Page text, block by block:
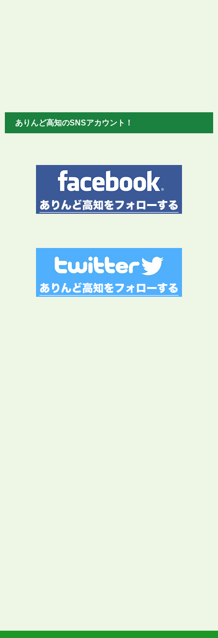
ありんど高知のSNSアカウント！